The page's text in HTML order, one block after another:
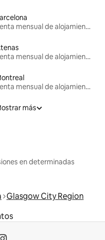
Renta mensual de alojamientos
Renta mensual de alojamientos
Renta mensual de alojamientos
más
en determinadas
Glasgow City Region